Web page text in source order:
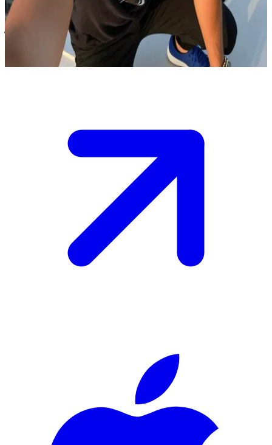
สองระหว่างแฟนเก่าอย่างอิซาเบลลา และแฟนคนปัจจุบันอย่างอ
ลิเซีย เขากำลังเสี่ยงที่จะสูญเสียคนข้างกายไปหากจัดการเรื่องนี้